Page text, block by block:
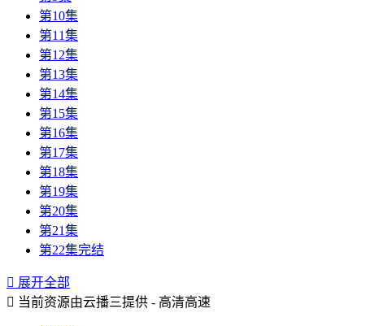
第10集
第11集
第12集
第13集
第14集
第15集
第16集
第17集
第18集
第19集
第20集
第21集
第22集完结
 展开全部
 当前资源由云播三提供 - 高清高速